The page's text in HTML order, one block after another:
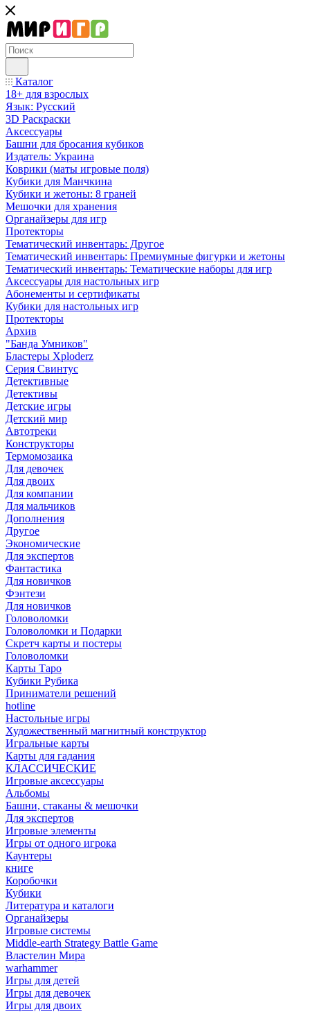
Каталог
18+ для взрослых
Язык: Русский
3D Раскраски
Аксессуары
Башни для бросания кубиков
Издатель: Украина
Коврики (маты игровые поля)
Кубики для Манчкина
Кубики и жетоны: 8 граней
Мешочки для хранения
Органайзеры для игр
Протекторы
Тематический инвентарь: Другое
Тематический инвентарь: Премиумные фигурки и жетоны
Тематический инвентарь: Тематические наборы для игр
Аксессуары для настольных игр
Абонементы и сертификаты
Кубики для настольных игр
Протекторы
Архив
"Банда Умников"
Бластеры Xploderz
Cерия Свинтус
Детективные
Детективы
Детские игры
Детский мир
Автотреки
Конструкторы
Термомозаика
Для девочек
Для двоих
Для компании
Для мальчиков
Дополнения
Другое
Экономические
Для экспертов
Фантастика
Для новичков
Фэнтези
Для новичков
Головоломки
Головоломки и Подарки
Cкретч карты и постеры
Головоломки
Карты Таро
Кубики Рубика
Приниматели решений
hotline
Настольные игры
Художественный магнитный конструктор
Игральные карты
Карты для гадания
КЛАССИЧЕСКИЕ
Игровые аксессуары
Альбомы
Башни, стаканы & мешочки
Для экспертов
Игровые элементы
Игры от одного игрока
Каунтеры
книге
Коробочки
Кубики
Литература и каталоги
Органайзеры
Игровые системы
Middle-earth Strategy Battle Game
Властелин Мира
warhammer
Игры для детей
Игры для девочек
Игры для двоих